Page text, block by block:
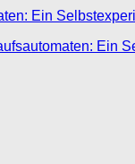
Ein
Ein